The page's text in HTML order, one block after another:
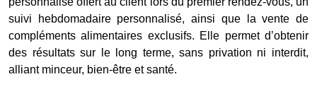
suivi hebdomadaire personnalisé, ainsi que la vente de
compléments alimentaires exclusifs. Elle permet d’obtenir
des résultats sur le long terme, sans privation ni interdit,
alliant minceur, bien-être et santé.